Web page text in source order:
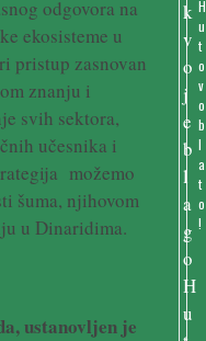
odgovora na
ekosisteme u
pristup zasnovan
znanju i
svih sektora,
učesnika i
možemo
šuma, njihovom
u Dinaridima.
ustanovljen je
H
u
t
o
v
o
b
l
a
t
o
!